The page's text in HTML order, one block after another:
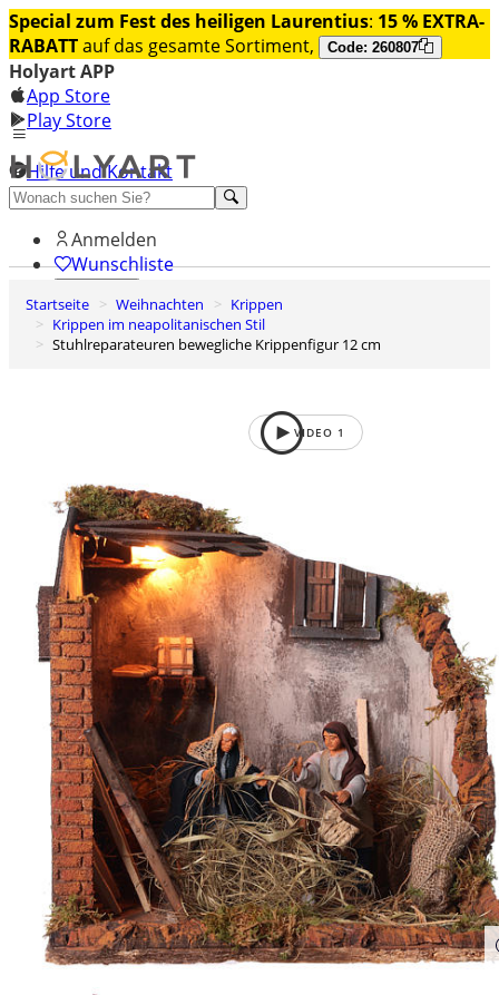
Special zum Fest des heiligen Laurentius: 15 % EXTRA-
RABATTauf das gesamte Sortiment, Code: 260807
Holyart APP
App Store
Play Store
Hilfe und Kontakt
Entdecken Sie Premium
Anmelden
Wunschliste
0
Warenkorb
Startseite Weihnachten
Krippen
Krippen im neapolitanischen Stil
Stuhlreparateuren bewegliche Krippenfigur 12 cm
VIDEO 1